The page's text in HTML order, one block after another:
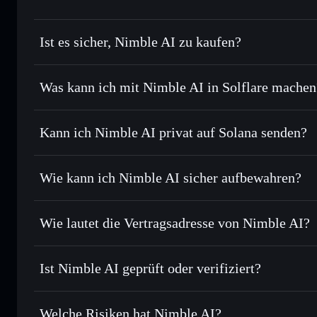
Ist es sicher, Nimble AI zu kaufen?
Nimble AI nicht verifiziert
Was kann ich mit Nimble AI in Solflare
Nimble AI
Solflare-Wallet
Sofort tauschen– handle NIMBLE gegen SOL, USDC
Durchschnittskosteneffekt nutzen– Schritt für Schritt
Privat senden– übertrage NIMBLE, ohne Wallets
Privacy Aggregators
kontrollierst
Kann ich Nimble AI privat auf Solana senden?
Privacy
Wie kann ich Nimble AI sicher aufbewahren?
Nimble AI
Privacy Aggregator
Wie lautet die Vertragsadresse von Nimble AI?
Nimble AI
Wallet
NIMBLE
Ist Nimble AI geprüft oder verifiziert?
Nimble AI derzeit nicht
Welche Risiken hat Nimble AI?